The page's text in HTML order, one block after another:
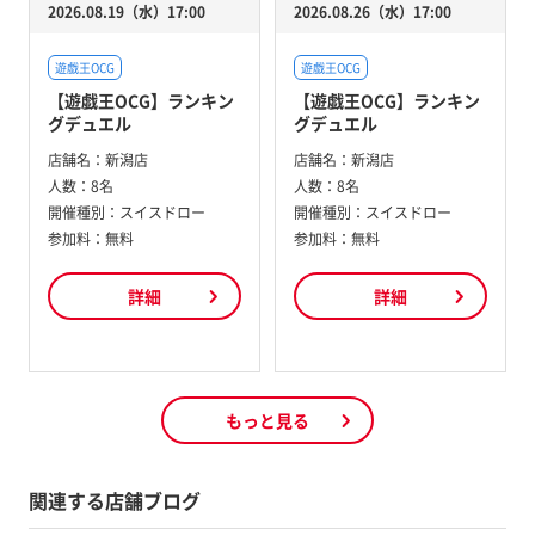
2026.08.19（水）17:00
遊戯王OCG
【遊戯王OCG】ランキン
グデュエル
店舗名： 新潟店
人数： 8名
開催種別： スイスドロー
参加料： 無料
詳細
2026.08.26（水）17:00
遊戯王OCG
【遊戯王OCG】ランキン
グデュエル
店舗名： 新潟店
人数： 8名
開催種別： スイスドロー
参加料： 無料
詳細
もっと見る
関連する店舗ブログ